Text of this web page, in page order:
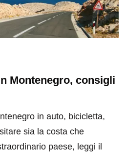
Montenegro, consigli
in auto, bicicletta,
sia la costa che
paese, leggi il